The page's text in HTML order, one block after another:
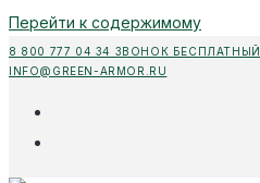
Перейти к содержимому
8 800 777 04 34 ЗВОНОК БЕСПЛАТНЫЙ
INFO@GREEN-ARMOR.RU